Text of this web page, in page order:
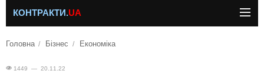
КОНТРАКТИ.UA
Головна Бізнес Економіка
1449 — 20.11.22